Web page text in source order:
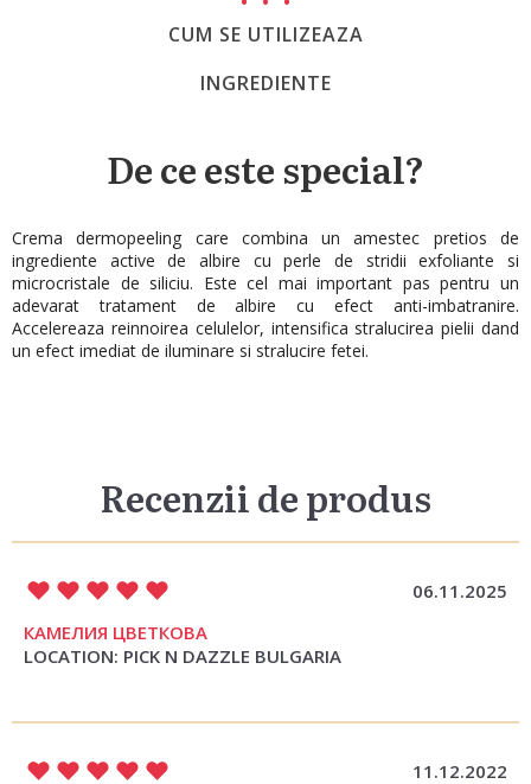
CUM SE UTILIZEAZA
INGREDIENTE
De ce este special?
Crema dermopeeling care combina un amestec pretios de
ingrediente active de albire cu perle de stridii exfoliante si
microcristale de siliciu. Este cel mai important pas pentru un
adevarat tratament de albire cu efect anti-imbatranire.
Accelereaza reinnoirea celulelor, intensifica stralucirea pielii dand
un efect imediat de iluminare si stralucire fetei.
Recenzii de produs
06.11.2025
КАМЕЛИЯ ЦВЕТКОВА
LOCATION: PICK N DAZZLE BULGARIA
11.12.2022